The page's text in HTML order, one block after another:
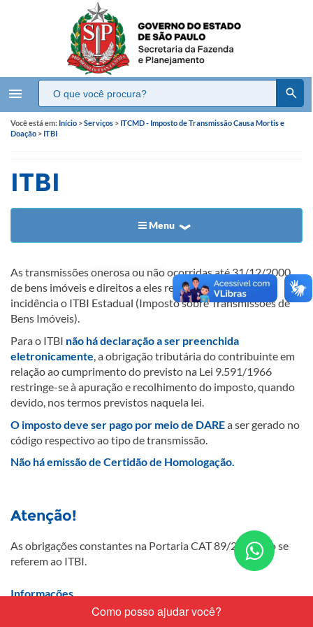
menu
nos
pelo
Você está em: Início >Serviços > ITCMD - Imposto de Transmissão Causa Mortis e
Doação > ITBI
ITBI
Menu
As transmissõesonerosa ou nãoocorridas até 31/12/2000
de bens imóveis e direitos a eles relacionados tem como
incidência o ITBI Estadual (Imposto sobre Transmissões de
Bens Imóveis).
​Para o ITBI não há declaração a ser preenchida
eletronicamente, a obrigação tributária do contribuinte em
relação ao cumprimento do previsto na Lei 9.591/1966
restringe-se à apuração e recolhimento do imposto, quando
devido, nos termos previstos naquela lei.
O imposto​ deve ser pago por meio de DAREa ser gerado no
código respectivo ao tipo de transmissão.
Não há emissão de Certidão de Homologação.
​Atenção!
As obrigações cons​tantes na Portaria CAT 89/2020 ​não se
referem ao ITBI.
Informações